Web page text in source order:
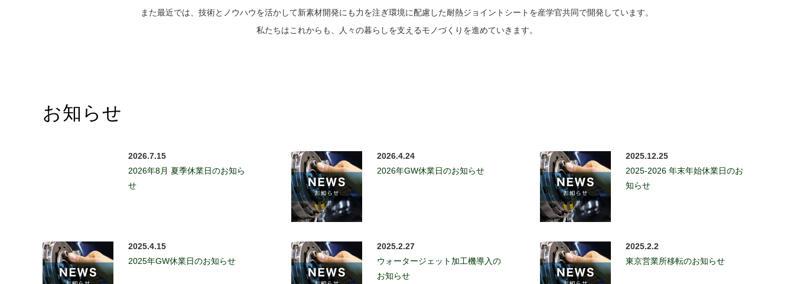
また最近では、技術とノウハウを活かして新素材開発にも力を注ぎ環境に配慮した耐熱ジョイントシートを産学官共同で開発しています。
私たちはこれからも、人々の暮らしを支えるモノづくりを進めていきます。
お知らせ
2026.7.15
2026年8月 夏季休業日のお知ら
せ
2026.4.24
2026年GW休業日のお知らせ
2025.12.25
2025-2026 年末年始休業日のお
知らせ
2025.4.15
2025年GW休業日のお知らせ
2025.2.27
ウォータージェット加工機導入の
お知らせ
2025.2.2
東京営業所移転のお知らせ